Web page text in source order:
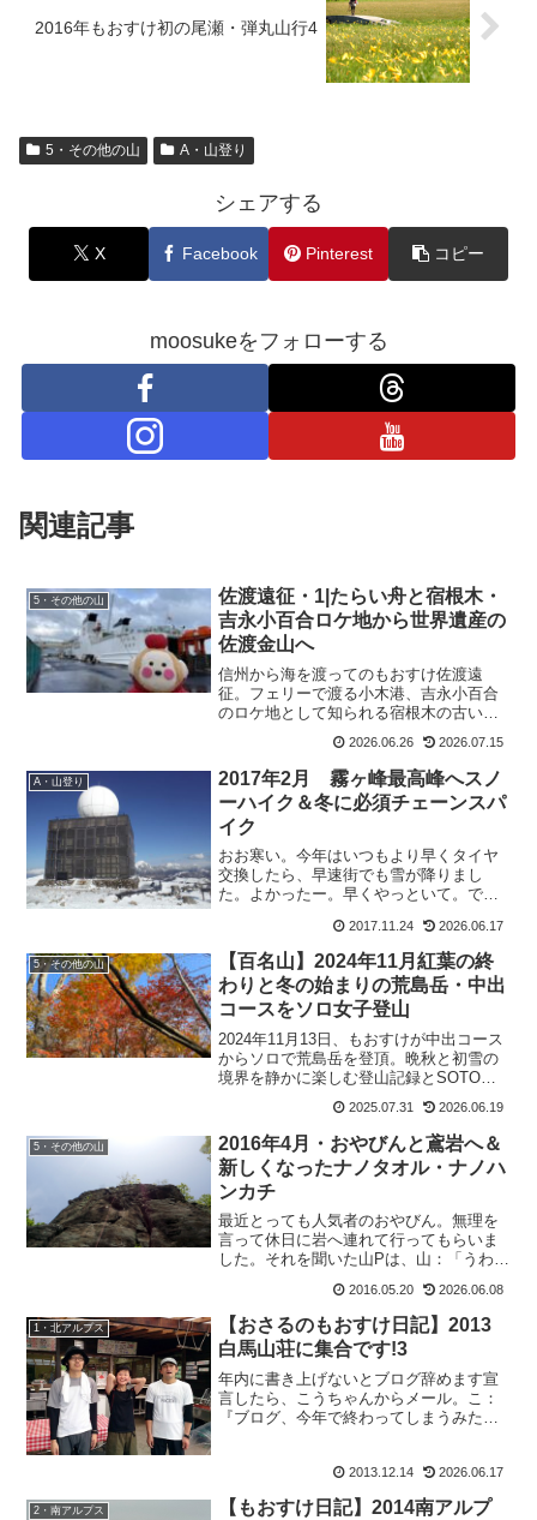
2016年もおすけ初の尾瀬・弾丸山行4
5・その他の山 A・山登り
シェアする
X Facebook Pinterest コピー
moosukeをフォローする
関連記事
5・その他の山
佐渡遠征・1|たらい舟と宿根木・
吉永小百合ロケ地から世界遺産の
佐渡金山へ
信州から海を渡ってのもおすけ佐渡遠
征。フェリーで渡る小木港、吉永小百合
のロケ地として知られる宿根木の古い町
体験、世界遺産の佐渡金山と道遊の割戸
まで。佐渡観光の前半を移住者の目線で
お届けします。
2026.06.26 2026.07.15
A・山登り
2017年2月 霧ヶ峰最高峰へスノ
ーハイク＆冬に必須チェーンスパ
イク
おお寒い。今年はいつもより早くタイヤ
交換したら、早速街でも雪が降りまし
た。よかったー。早くやっといて。で、
るもおすけの山行報告。百名山・霧ヶ峰
最高峰の報告です。百名山・霧ヶ峰最高
峰へスノーハイクすっかり早...
2017.11.24 2026.06.17
5・その他の山
【百名山】2024年11月紅葉の終
わりと冬の始まりの荒島岳・中出
コースをソロ女子登山
2024年11月13日、もおすけが中出コース
からソロで荒島岳を登頂。晩秋と初雪の
境界を静かに楽しむ登山記録とSOTOの
2025.07.31 2026.06.19
5・その他の山
2016年4月・おやびんと鳶岩へ＆
新しくなったナノタオル・ナノハ
ンカチ
最近とっても人気者のおやびん。無理を
言って休日に岩へ連れて行ってもらいま
した。それを聞いた山Pは、山：「うわ、
いいないいないいなーーー。」と連発し
てました。確実に私が連れて行ってもら
うより、山Pが行った方...
2016.05.20 2026.06.08
1・北アルプス
【おさるのもおすけ日記】2013
白馬山荘に集合です!3
年内に書き上げないとブログ辞めます宣
言したら、こうちゃんからメール。こ：
『ブログ、今年で終わってしまうみたい
っ！こうして寝る間も削って 書いてるで
しょーーー!?誰に頼ま...
2013.12.14 2026.06.17
2・南アルプス
【もおすけ日記】2014南アルプ